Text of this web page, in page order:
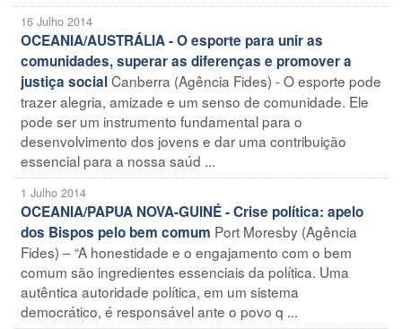
16 Julho 2014
OCEANIA/AUSTRÁLIA - O esporte para unir as
comunidades, superar as diferenças e promover a
justiça socialCanberra (Agência Fides) - O esporte pode
trazer alegria, amizade e um senso de comunidade. Ele
pode ser um instrumento fundamental para o
desenvolvimento dos jovens e dar uma contribuição
essencial para a nossa saúd ...
1 Julho 2014
OCEANIA/PAPUA NOVA-GUINÉ - Crise política: apelo
dos Bispos pelo bem comum Port Moresby (Agência
Fides) – “A honestidade e o engajamento com o bem
comum são ingredientes essenciais da política. Uma
autêntica autoridade política, em um sistema
democrático, é responsável ante o povo q ...